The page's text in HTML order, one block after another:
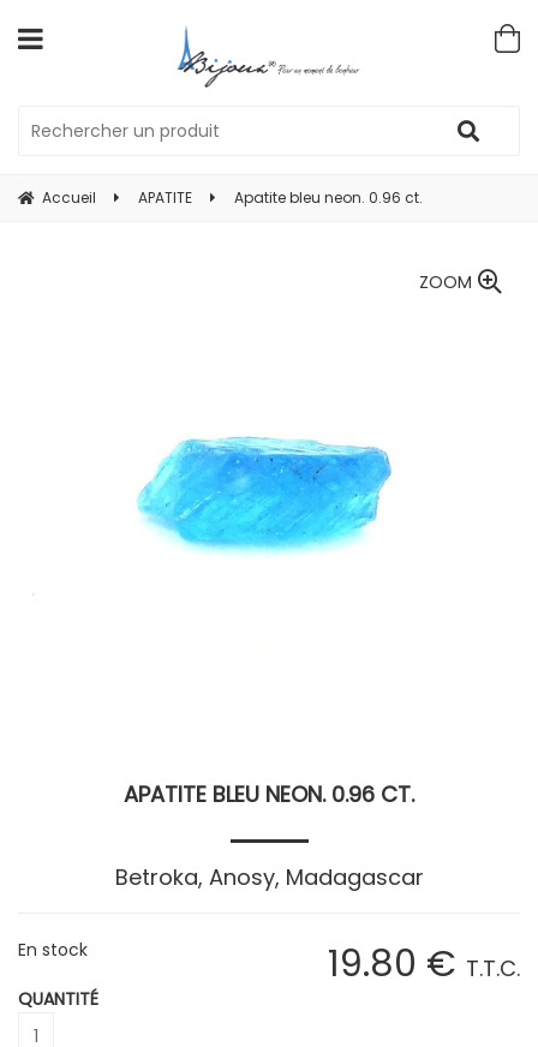
Accueil APATITE Apatite bleu neon. 0.96 ct.
ZOOM
APATITE BLEU NEON. 0.96 CT.
Betroka, Anosy, Madagascar
19.80 € T.T.C.
En stock
QUANTITÉ